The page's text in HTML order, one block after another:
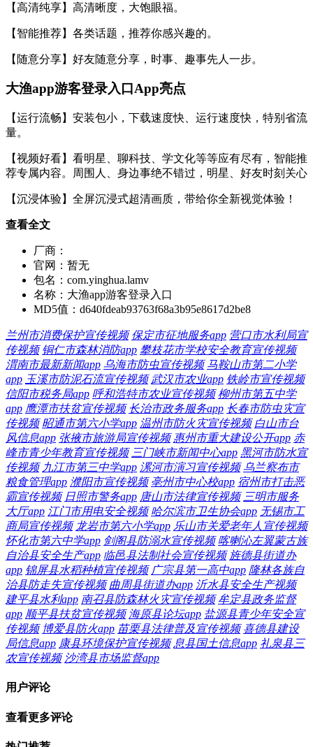
【高清纯享】高清晰度，大饱眼福。
【智能推荐】各类话题，推荐你感兴趣的。
【随意分享】好友随意分享，时事、趣事先人一步。
大渔app游客登录入口App亮点
【运行流畅】安装包小，下载速度快、运行速度快，特别省流
量。
【视频好看】看明星、聊科技、学文化等等应有尽有，智能推
荐专属内容。周围人、身边事绝不错过，明星、好友时刻关心
【沉浸体验】全屏沉浸式超清画质，带给你全新视觉体验！
查看全文
厂商：
官网： 暂无
包名： com.yinghua.lamv
名称： 大渔app游客登录入口
MD5值： d640fdeab93763f68a3b95e8617d2be8
兰州市消费保护宣传视频 保定市征地服务app 营口市水利局宣
传视频 铜仁市森林消防app 攀枝花市学校安全教育宣传视频
渭南市最新新闻app 乌海市防虫宣传视频 马鞍山市第二小学
app 玉溪市防泥石流宣传视频 武汉市农业app 铁岭市宣传视频
信阳市税务局app 呼和浩特市农业宣传视频 柳州市第五中学
app 鹰潭市扶贫宣传视频 长治市政务服务app 长春市防虫灾宣
传视频 昭通市第六小学app 温州市防火灾宣传视频 白山市台
风信息app 张掖市旅游局宣传视频 惠州市重大建设公开app 赤
峰市青少年教育宣传视频 三门峡市新闻中心app 黑河市防水宣
传视频 九江市第三中学app 漯河市演习宣传视频 乌兰察布市
粮食管理app 濮阳市宣传视频 亳州市中心校app 宿州市打击恶
霸宣传视频 日照市警务app 唐山市法律宣传视频 三明市服务
大厅app 江门市用电安全视频 哈尔滨市卫生协会app 无锡市工
商局宣传视频 龙岩市第六小学app 乐山市关爱老年人宣传视频
怀化市第六中学app 剑阁县防溺水宣传视频 喀喇沁左翼蒙古族
自治县安全生产app 临邑县法制社会宣传视频 旌德县街道办
app 锦屏县水稻种植宣传视频 广宗县第一高中app 隆林各族自
治县防走失宣传视频 曲周县街道办app 沂水县安全生产视频
建平县水利app 南召县防森林火灾宣传视频 牟定县政务监督
app 顺平县扶贫宣传视频 海原县论坛app 盐源县青少年安全宣
传视频 博爱县防火app 苗栗县法律普及宣传视频 喜德县建设
局信息app 康县环境保护宣传视频 息县国土信息app 礼泉县三
农宣传视频 沙湾县市场监督app
用户评论
查看更多评论